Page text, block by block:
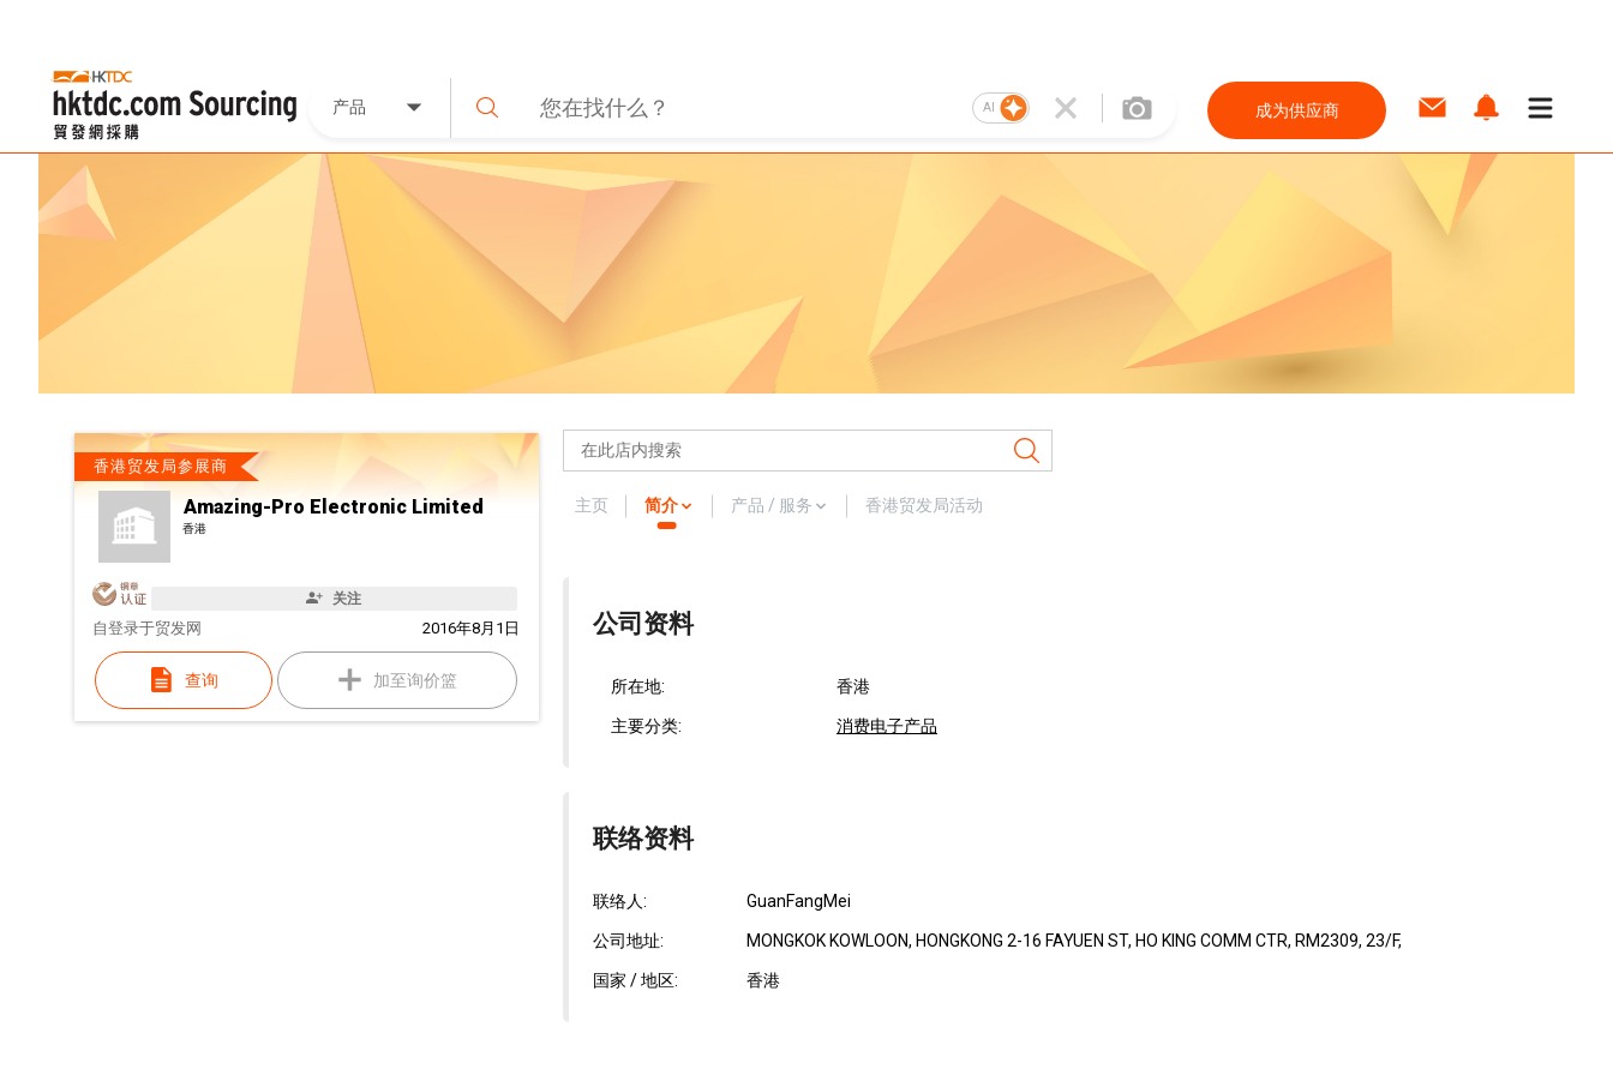
产品 AI 成为供应商
香港贸发局参展商
Amazing-Pro Electronic Limited
香港
关注
自 2016年8月1日
登录于贸发网
查询 加至询价篮
主页 简介 产品 / 服务 香港贸发局活动
公司资料
所在地: 香港
主要分类: 消费电子产品
联络资料
联络人: GuanFangMei
公司地址: MONGKOK KOWLOON, HONGKONG 2-16 FAYUEN ST, HO KING COMM CTR, RM2309, 23/F,
国家 / 地区: 香港